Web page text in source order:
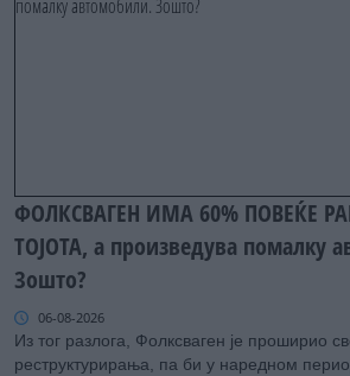
ФОЛКСВАГЕН ИМА 60% ПОВЕЌЕ
ТОЈОТА, а произведува помалку
Зошто?
06-08-2026
Из тог разлога, Фолксваген је проширио
реструктурирања, па би у наредном